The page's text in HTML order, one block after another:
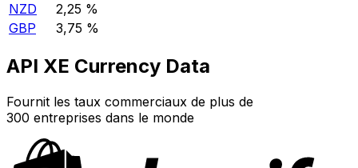
NZD
2,25 %
GBP
3,75 %
API XE Currency Data
Fournit les taux commerciaux de plus de
300 entreprises dans le monde